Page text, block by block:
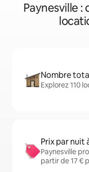
Paynesville :
Nombre
Explorez 110
Prix par nuit
Paynesville
partir de 17 €